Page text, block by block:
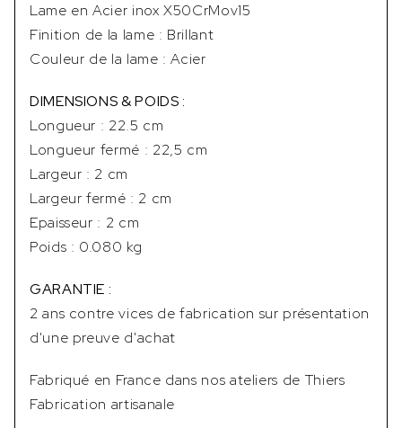
Lame en Acier inox X50CrMov15
Finition de la lame : Brillant
Couleur de la lame : Acier
DIMENSIONS & POIDS :
Longueur : 22.5 cm
Longueur fermé : 22,5 cm
Largeur : 2 cm
Largeur fermé : 2 cm
Epaisseur : 2 cm
Poids : 0.080 kg
GARANTIE :
2 ans contre vices de fabrication sur présentation
d'une preuve d'achat
Fabriqué en France dans nos ateliers de Thiers
Fabrication artisanale